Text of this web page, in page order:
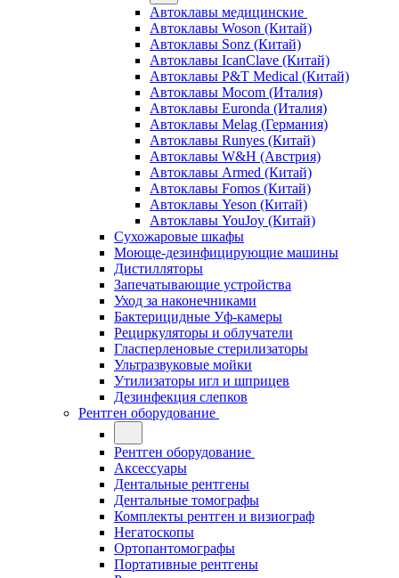
Автоклавы медицинские
Автоклавы Woson (Китай)
Автоклавы Sonz (Китай)
Автоклавы IcanClave (Китай)
Автоклавы P&T Medical (Китай)
Автоклавы Mocom (Италия)
Автоклавы Euronda (Италия)
Автоклавы Melag (Германия)
Автоклавы Runyes (Китай)
Автоклавы W&H (Австрия)
Автоклавы Armed (Китай)
Автоклавы Fomos (Китай)
Автоклавы Yeson (Китай)
Автоклавы YouJoy (Китай)
Сухожаровые шкафы
Моюще-дезинфицирующие машины
Дистилляторы
Запечатывающие устройства
Уход за наконечниками
Бактерицидные Уф-камеры
Рециркуляторы и облучатели
Гласперленовые стерилизаторы
Ультразвуковые мойки
Утилизаторы игл и шприцев
Дезинфекция слепков
Рентген оборудование
Рентген оборудование
Аксессуары
Дентальные рентгены
Дентальные томографы
Комплекты рентген и визиограф
Негатоскопы
Ортопантомографы
Портативные рентгены